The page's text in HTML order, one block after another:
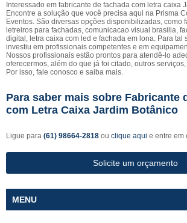
Interessado em fabricante de fachada com letra caixa
Encontre a solução que você precisa aqui na Prisma
Eventos. São diversas opções disponibilizadas, como
letreiros para fachadas, comunicacao visual brasilia,
digital, letra caixa com led e fachada em lona. Para tal
investiu em profissionais competentes e em
Nossos profissionais estão prontos para atendê-lo
oferecermos, além do que já foi citado, outros
Por isso, fale conosco e saiba mais.
Para saber mais sobre Fabricante
com Letra Caixa Jardim Botânico
Ligue para (61) 98664-2818 ou clique aqui e entre em
Solicite um orçamento
MENU